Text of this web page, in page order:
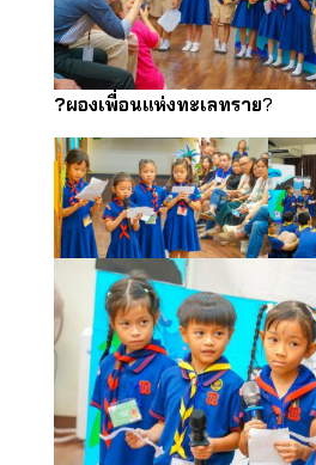
?ผองเพื่อนแห่งทะเลทราย?